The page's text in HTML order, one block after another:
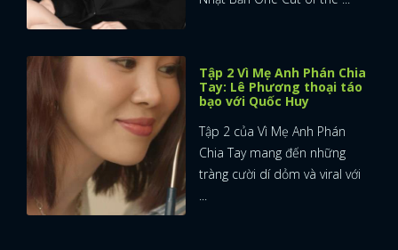
Tập 2 Vì Mẹ Anh Phán Chia
Tay: Lê Phương thoại táo
bạo với Quốc Huy
Tập 2 của Vì Mẹ Anh Phán
Chia Tay mang đến những
tràng cười dí dỏm và viral với
...